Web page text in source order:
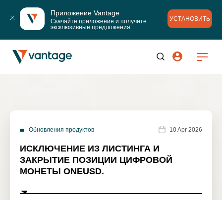
Приложение Vantage
Скачайте приложение и получите
эксклюзивные предложения
УСТАНОВИТЬ
Обновления продуктов 10 Apr 2026
ИСКЛЮЧЕНИЕ ИЗ ЛИСТИНГА И
ЗАКРЫТИЕ ПОЗИЦИИ ЦИФРОВОЙ
МОНЕТЫ ONEUSD.